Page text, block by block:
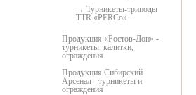
Турникеты-триподы
TTR «PERCo»
Продукция «Ростов-Дон» -
турникеты, калитки,
ограждения
Продукция Сибирский
Арсенал - турникеты и
ограждения